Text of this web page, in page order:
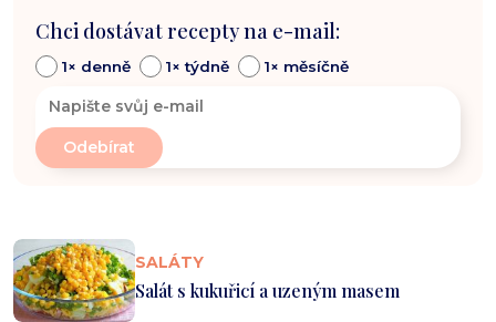
Chci dostávat recepty na e-mail:
1× denně 1× týdně 1× měsíčně
SALÁTY
Salát s kukuřicí a uzeným masem